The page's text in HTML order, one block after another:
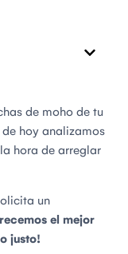
de moho de tu
hoy analizamos
hora de arreglar
un
el mejor
justo!